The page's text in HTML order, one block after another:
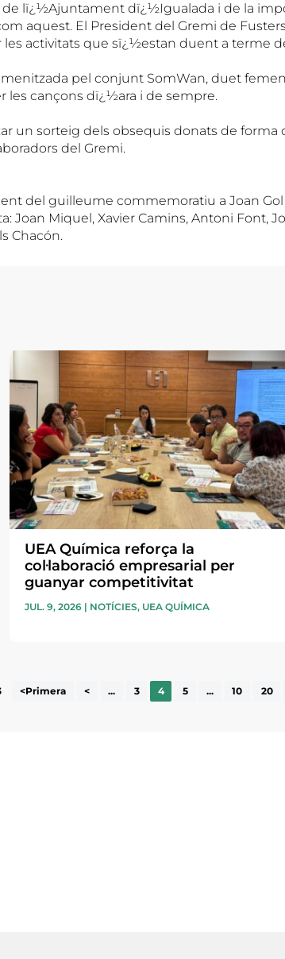
de lï¿½Ajuntament dï¿½Igualada i de la
aquest. El President del Gremi de Fusters
les activitats que sï¿½estan duent a terme
pel conjunt SomWan, duet
les cançons dï¿½ara i de sempre.
un sorteig dels obsequis donats de forma
del Gremi.
del guilleume commemoratiu a Joan Gol
Joan Miquel, Xavier Camins, Antoni Font,
Chacón.
UEA Química reforça la
col·laboració empresarial per
guanyar competitivitat
JUL. 9, 2026| NOTÍCIES, UEA QUÍMICA
<Primera < ... 3 4 5 ... 10 20